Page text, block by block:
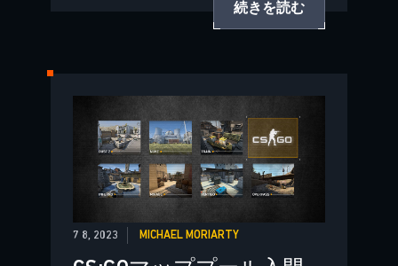
続きを読む
7 8, 2023 MICHAEL MORIARTY